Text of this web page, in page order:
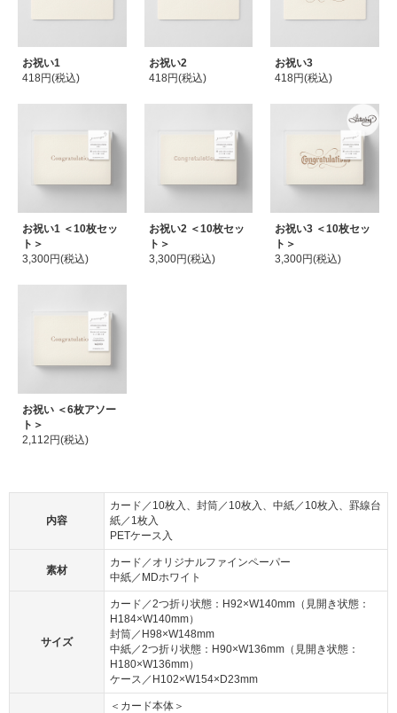
お祝い1
418円(税込)
お祝い2
418円(税込)
お祝い3
418円(税込)
お祝い1 ＜10枚セッ
ト＞
3,300円(税込)
お祝い2 ＜10枚セッ
ト＞
3,300円(税込)
お祝い3 ＜10枚セッ
ト＞
3,300円(税込)
お祝い ＜6枚アソー
ト＞
2,112円(税込)
内容
カード／10枚入、封筒／10枚入、中紙／10枚入、罫線台
紙／1枚入
PETケース入
素材
カード／オリジナルファインペーパー
中紙／MDホワイト
サイズ
カード／2つ折り状態：H92×W140mm（見開き状態：
H184×W140mm）
封筒／H98×W148mm
中紙／2つ折り状態：H90×W136mm（見開き状態：
H180×W136mm）
ケース／H102×W154×D23mm
＜カード本体＞